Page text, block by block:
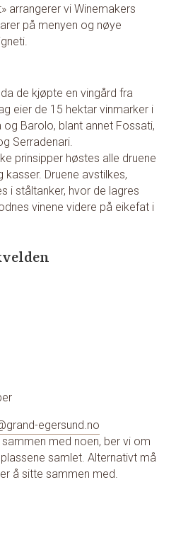
arrangerer vi Winemakers
på menyen og nøye
de kjøpte en vingård fra
eier de 15 hektar vinmarker i
Barolo, blant annet Fossati,
Serradenari.
prinsipper høstes alle druene
Druene avstilkes,
i ståltanker, hvor de lagres
vinene videre på eikefat i
egersund.no
med noen, ber vi om
samlet. Alternativt må
å sitte sammen med.